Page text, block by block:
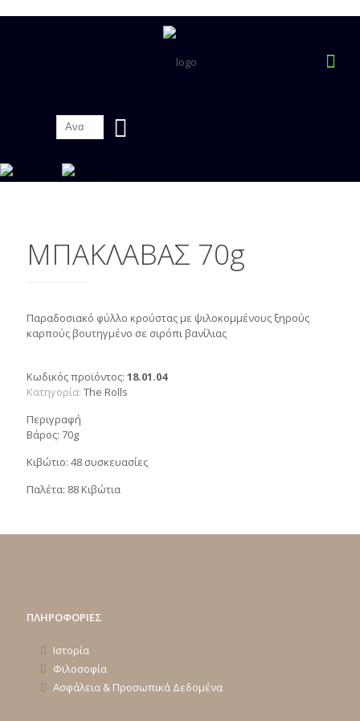
ΜΠΑΚΛΑΒΑΣ 70g
Παραδοσιακό φύλλο κρούστας με ψιλοκομμένους ξηρούς
καρπούς βουτηγμένο σε σιρόπι βανίλιας
Κωδικός προϊόντος: 18.01.04
Κατηγορία: Τhe Rolls
Περιγραφή
Βάρος: 70g
Κιβώτιο: 48 συσκευασίες
Παλέτα: 88 Κιβώτια
ΠΛΗΡΟΦΟΡΙΕΣ
Ιστορία
Φιλοσοφία
Ασφάλεια & Προσωπικά Δεδομένα